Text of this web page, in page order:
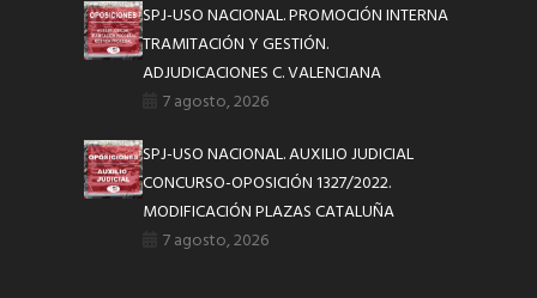
SPJ-USO NACIONAL. PROMOCIÓN INTERNA
TRAMITACIÓN Y GESTIÓN.
ADJUDICACIONES C. VALENCIANA
7 agosto, 2026
SPJ-USO NACIONAL. AUXILIO JUDICIAL
CONCURSO-OPOSICIÓN 1327/2022.
MODIFICACIÓN PLAZAS CATALUÑA
7 agosto, 2026